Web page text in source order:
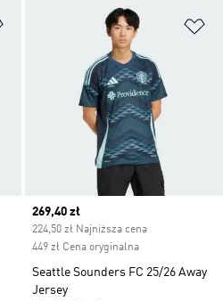
Dodaj do listy życzeń
Current price
269,40 zł
224,50 zł Najniższa cena
449 zł Cena oryginalna
Seattle Sounders FC 25/26 Away
Jersey